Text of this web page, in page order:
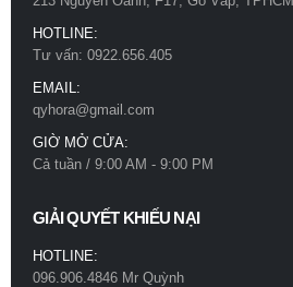
HOTLINE:
Tư vấn: 0922.656.405
EMAIL:
qyhora@gmail.com
GIỜ MỞ CỬA:
Cả tuần / 9:00 AM - 9:00 PM
GIẢI QUYẾT KHIẾU NẠI
HOTLINE:
096.906.4846 Mr Quỳnh